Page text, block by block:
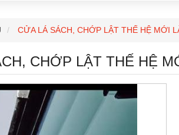
CỬA LÁ SÁCH, CHỚP LẬT THẾ HỆ MỚI
CHỚP LẬT THẾ HỆ